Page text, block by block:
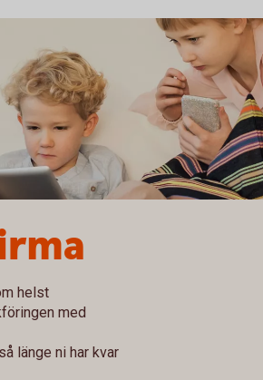
helst
med
länge ni har kvar